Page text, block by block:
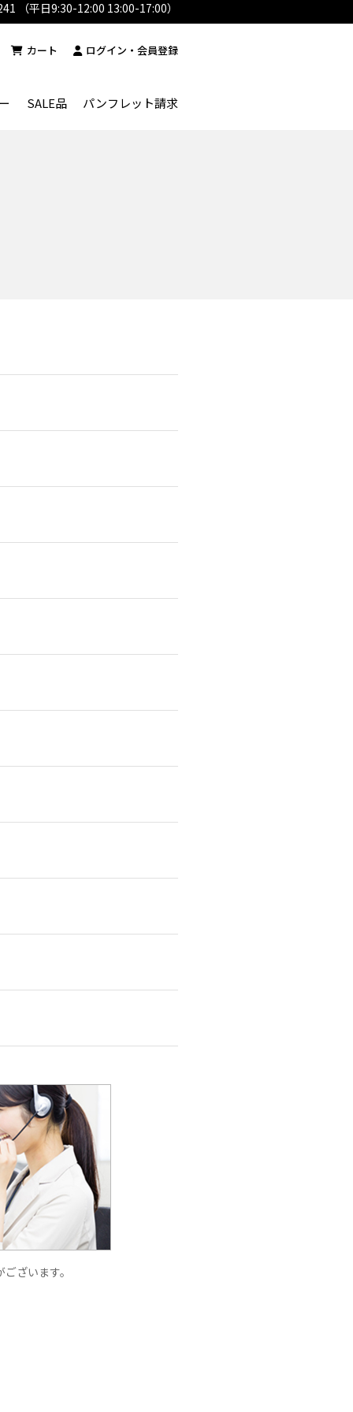
（平日9:30-12:00 13:00-17:00）
SALE品 パンフレット請求
カート ログイン・会員登録
ざいます。